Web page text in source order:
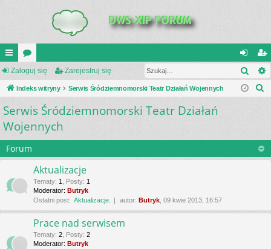
UI
C
K
_L
K
S
or
a
al
og
ar
ej
si
Zaloguj się Zarejestruj się
Indeks witryny Serwis Śródziemnomorski Teatr Działań Wojennych
a
Serwis Śródziemnomorski Teatr Działań
Wojennych
Forum
Aktualizacje
Tematy: 1 Posty: 1
Moderator: Butryk
Ostatni post: Aktualizacje. autor: Butryk , 09 kwie 2013, 16:57
Prace nad serwisem
Tematy: 2 Posty: 2
Moderator: Butryk